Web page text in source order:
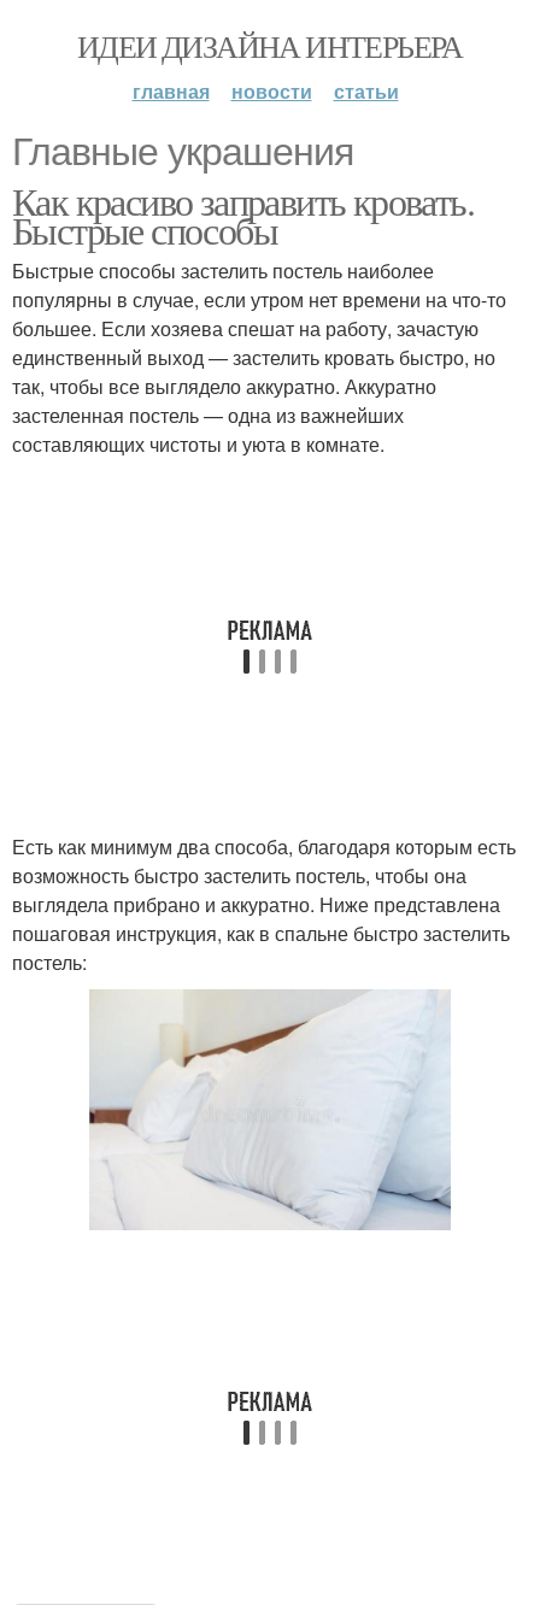
ИДЕИ ДИЗАЙНА ИНТЕРЬЕРА
главная новости статьи
Главные украшения
Как красиво заправить кровать.
Быстрые способы
Быстрые способы застелить постель наиболее
популярны в случае, если утром нет времени на что-то
большее. Если хозяева спешат на работу, зачастую
единственный выход — застелить кровать быстро, но
так, чтобы все выглядело аккуратно. Аккуратно
застеленная постель — одна из важнейших
составляющих чистоты и уюта в комнате.
Есть как минимум два способа, благодаря которым есть
возможность быстро застелить постель, чтобы она
выглядела прибрано и аккуратно. Ниже представлена
пошаговая инструкция, как в спальне быстро застелить
постель: